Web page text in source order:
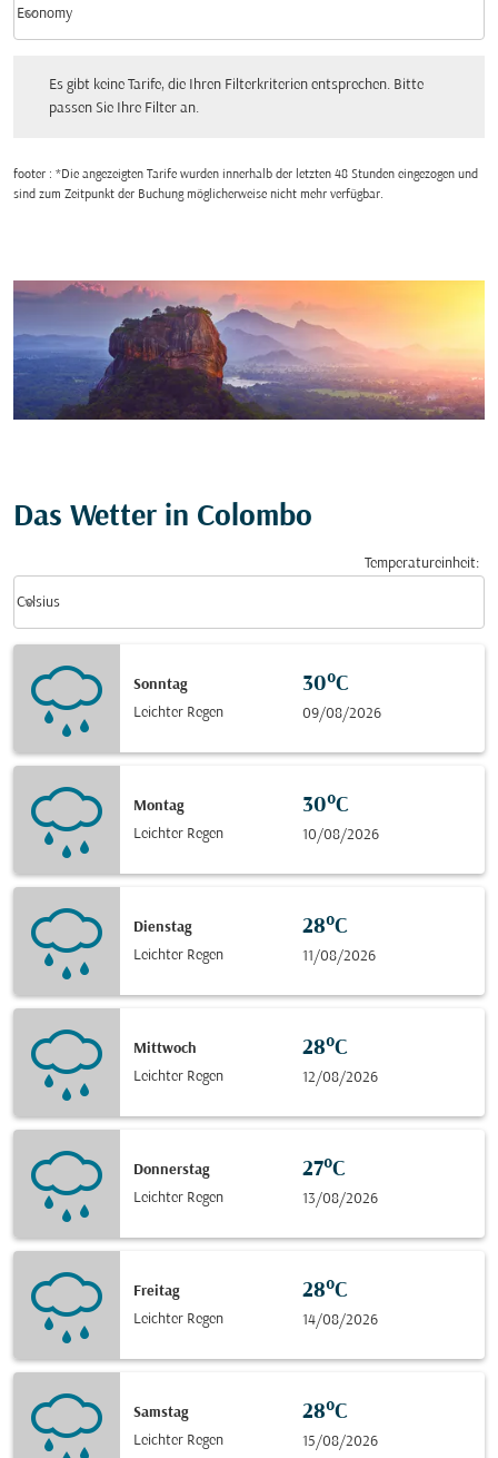
Kabinenklasse option Economy Selected
Economy
keyboard_arrow_down
Es gibt keine Tarife, die Ihren Filterkriterien entsprechen. Bitte
passen Sie Ihre Filter an.
footer : *Die angezeigten Tarife wurden innerhalb der letzten 48 Stunden eingezogen und
sind zum Zeitpunkt der Buchung möglicherweise nicht mehr verfügbar.
Das Wetter in Colombo
Temperatureinheit:
Celsius
keyboard_arrow_down
Sonntag
Leichter Regen
30°C
09/08/2026
Montag
Leichter Regen
30°C
10/08/2026
Dienstag
Leichter Regen
28°C
11/08/2026
Mittwoch
Leichter Regen
28°C
12/08/2026
Donnerstag
Leichter Regen
27°C
13/08/2026
Freitag
Leichter Regen
28°C
14/08/2026
Samstag
Leichter Regen
28°C
15/08/2026